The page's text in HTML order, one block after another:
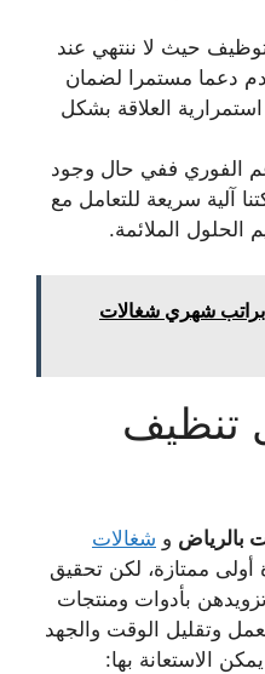
حيث لا ننتهي عند
دعما مستمرا لضمان
العلاقة بشكل
الفوري ففي حال وجود
آلية سريعة للتعامل مع
الحلول الملائمة.
براتب شهري شغالات
تنظيف
بالرياض و شغالات
ممتازة، لكن تحقيق
بأدوات ومنتجات
وتقليل الوقت والجهد
الاستعانة بها: